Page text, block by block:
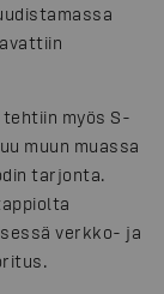
myös S-
muun muassa
tarjonta.
verkko- ja